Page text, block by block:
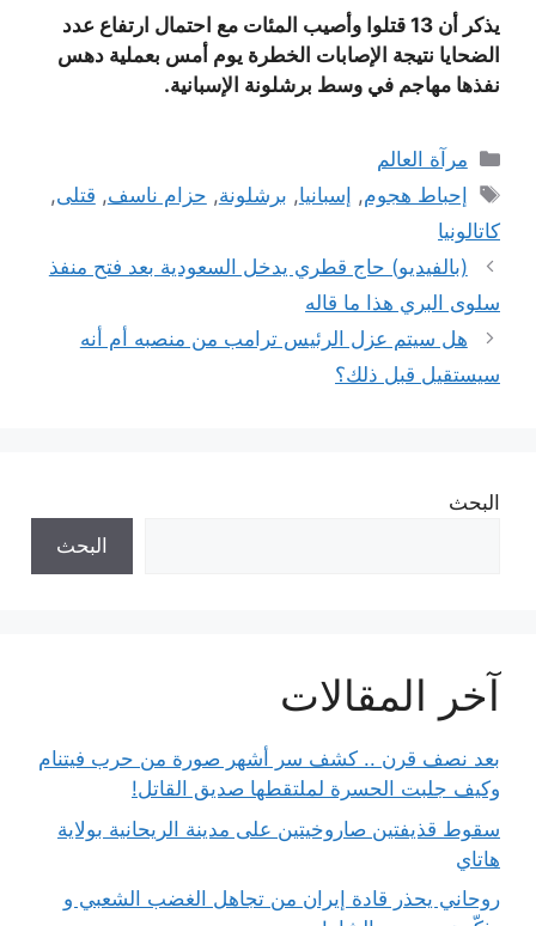
يذكر أن 13 قتلوا وأصيب المئات مع احتمال ارتفاع عدد
الضحايا نتيجة الإصابات الخطرة يوم أمس بعملية دهس
نفذها مهاجم في وسط برشلونة الإسبانية.
التصنيفات
مرآة العالم
الوسوم
إحباط هجوم, إسبانيا, برشلونة, حزام ناسف, قتلى,
كاتالونيا
(بالفيديو) حاج قطري يدخل السعودية بعد فتح منفذ
سلوى البري هذا ما قاله
هل سيتم عزل الرئيس ترامب من منصبه أم أنه
سيستقيل قبل ذلك؟
البحث
البحث
آخر المقالات
بعد نصف قرن .. كشف سر أشهر صورة من حرب فيتنام
وكيف جلبت الحسرة لملتقطها صديق القاتل!
سقوط قذيفتين صاروخيتين على مدينة الريحانية بولاية
هاتاي
روحاني يحذر قادة إيران من تجاهل الغضب الشعبي و